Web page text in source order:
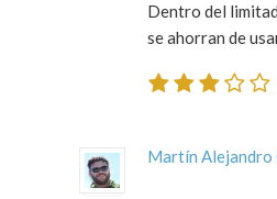
Dentro del
se ahorran de
Martín Alejandro